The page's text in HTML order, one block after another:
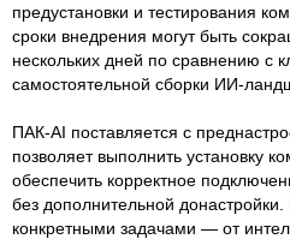
предустановки и тестирования
сроки внедрения могут быть
нескольких дней по сравнению с
самостоятельной сборки ИИ-
ПАК-AI поставляется с
позволяет выполнить установку
обеспечить корректное
без дополнительной
конкретными задачами — от